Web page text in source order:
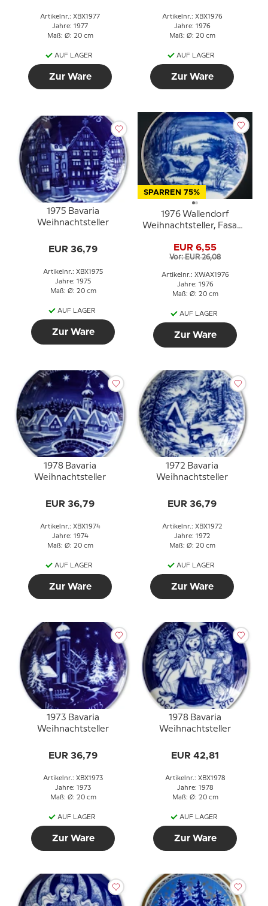
Artikelnr.: XBX1977
Jahre: 1977
Maß: Ø: 20 cm
AUF LAGER
Zur Ware
Artikelnr.: XBX1976
Jahre: 1976
Maß: Ø: 20 cm
AUF LAGER
Zur Ware
1975 Bavaria
Weihnachtsteller
EUR 36,79
Artikelnr.: XBX1975
Jahre: 1975
Maß: Ø: 20 cm
AUF LAGER
Zur Ware
SPARREN 75%
1976 Wallendorf
Weihnachtsteller, Fasane
EUR 6,55
Vor: EUR 26,08
Artikelnr.: XWAX1976
Jahre: 1976
Maß: Ø: 20 cm
AUF LAGER
Zur Ware
1978 Bavaria
Weihnachtsteller
EUR 36,79
Artikelnr.: XBX1974
Jahre: 1974
Maß: Ø: 20 cm
AUF LAGER
Zur Ware
1972 Bavaria
Weihnachtsteller
EUR 36,79
Artikelnr.: XBX1972
Jahre: 1972
Maß: Ø: 20 cm
AUF LAGER
Zur Ware
1973 Bavaria
Weihnachtsteller
EUR 36,79
Artikelnr.: XBX1973
Jahre: 1973
Maß: Ø: 20 cm
AUF LAGER
Zur Ware
1978 Bavaria
Weihnachtsteller
EUR 42,81
Artikelnr.: XBX1978
Jahre: 1978
Maß: Ø: 20 cm
AUF LAGER
Zur Ware